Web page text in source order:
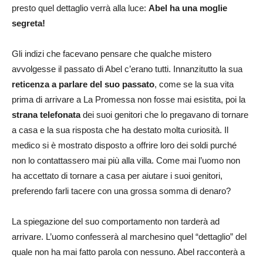
presto quel dettaglio verrà alla luce: Abel ha una moglie
segreta!
Gli indizi che facevano pensare che qualche mistero
avvolgesse il passato di Abel c’erano tutti. Innanzitutto la sua
reticenza a parlare del suo passato, come se la sua vita
prima di arrivare a La Promessa non fosse mai esistita, poi la
strana telefonatadei suoi genitori che lo pregavano di tornare
a casa e la sua risposta che ha destato molta curiosità. Il
medico si è mostrato disposto a offrire loro dei soldi purché
non lo contattassero mai più alla villa. Come mai l’uomo non
ha accettato di tornare a casa per aiutare i suoi genitori,
preferendo farli tacere con una grossa somma di denaro?
La spiegazione del suo comportamento non tarderà ad
arrivare. L’uomo confesserà al marchesino quel “dettaglio” del
quale non ha mai fatto parola con nessuno. Abel racconterà a